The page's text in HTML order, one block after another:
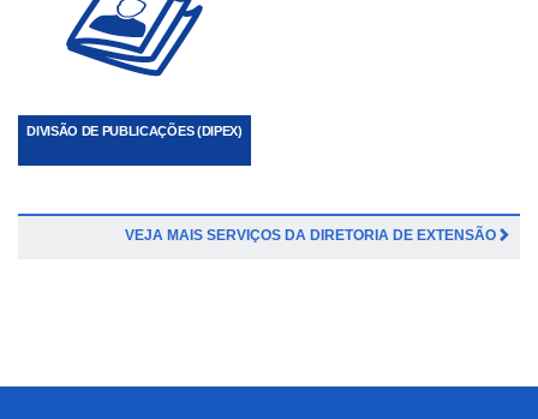
DIVISÃO DE PUBLICAÇÕES (DIPEX)
VEJA MAIS SERVIÇOS DA DIRETORIA DE EXTENSÃO